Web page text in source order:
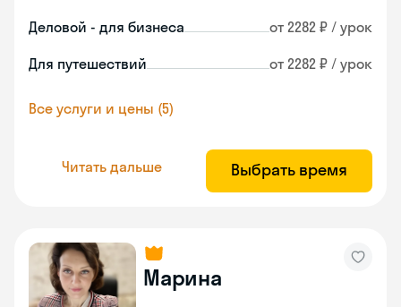
Деловой - для бизнеса от 2282 ₽ / урок
Для путешествий от 2282 ₽ / урок
Все услуги и цены (5)
Читать дальше Выбрать время
Марина